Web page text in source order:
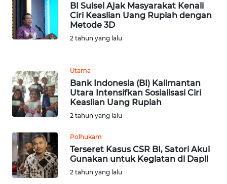
BI Sulsel Ajak Masyarakat Kenali
Ciri Keaslian Uang Rupiah dengan
Metode 3D
2 tahun yang lalu
Utama
Bank Indonesia (BI) Kalimantan
Utara Intensifkan Sosialisasi Ciri
Keaslian Uang Rupiah
2 tahun yang lalu
Polhukam
Terseret Kasus CSR BI, Satori Akui
Gunakan untuk Kegiatan di Dapil
2 tahun yang lalu
JAMBI
WN
SULTRA
WN
NTB
WN
SULTENG
WN
SULBAR